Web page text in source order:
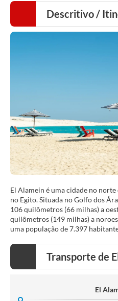
Descritivo /
El Alamein é uma cidade no
no Egito. Situada no Golfo dos
106 quilômetros (66 milhas) a
quilômetros (149 milhas) a
Transporte de
El